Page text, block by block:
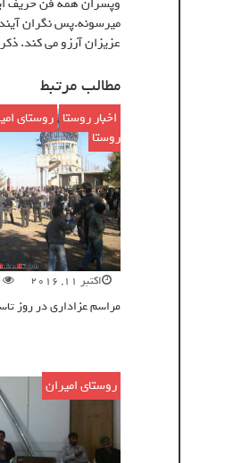
ميرسونه.پس نگران
عزيزان آرزو مى كند.
مطالب مرتبط
اخبار روستا ,روستای
روستا
اکتبر 11, 2016
مراسم عزاداری در روز
روستای امیران